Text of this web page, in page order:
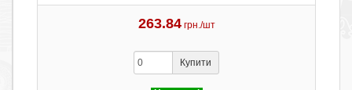
263.84 грн./шт
Купити